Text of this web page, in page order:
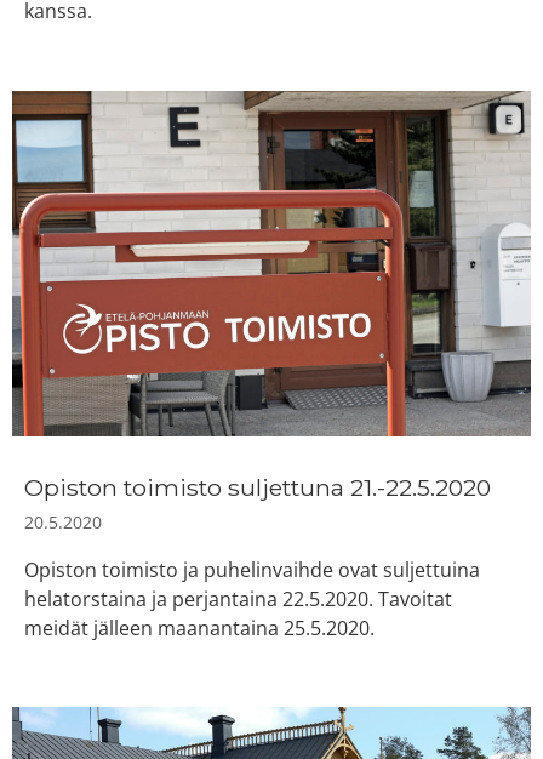
kanssa.
Opiston toimisto suljettuna 21.-22.5.2020
20.5.2020
Opiston toimisto ja puhelinvaihde ovat suljettuina
helatorstaina ja perjantaina 22.5.2020. Tavoitat
meidät jälleen maanantaina 25.5.2020.